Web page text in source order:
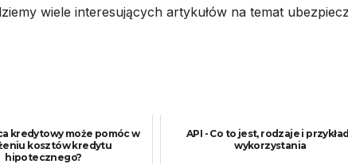
wiele interesujących artykułów na temat
kredytowy może pomóc w
kosztów kredytu
hipotecznego?
API - Co to jest, rodzaje i
wykorzystania